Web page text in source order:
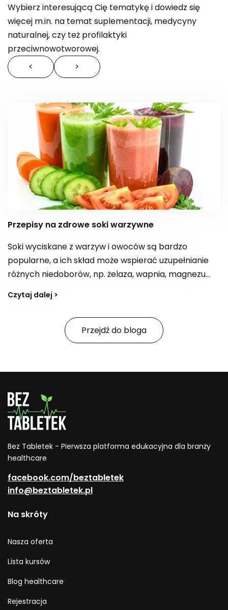
Wybierz interesującą Cię tematykę i dowiedz się
więcej m.in. na temat suplementacji, medycyny
naturalnej, czy też profilaktyki
przeciwnowotworowej.
<
>
Przepisy na zdrowe soki warzywne
Soki wyciskane z warzyw i owoców są bardzo
popularne, a ich skład może wspierać uzupełnianie
różnych niedoborów, np. żelaza, wapnia, magnezu
zależności od kompozycji bywają postrzegane jako
„bomba witaminowa” z witaminami z grupy B,
witaminą E i C. Jak tworzyć przepisy na smaczne,
zdrowe soki i na co zwracać uwagę, jeśli celem jest
toksyn?
Czytaj dalej >
Przejdź do bloga
Bez Tabletek - Pierwsza platforma edukacyjna dla branży
healthcare
facebook.com/beztabletek
info@beztabletek.pl
Na skróty
Nasza oferta
Lista kursów
Blog healthcare
Rejestracja